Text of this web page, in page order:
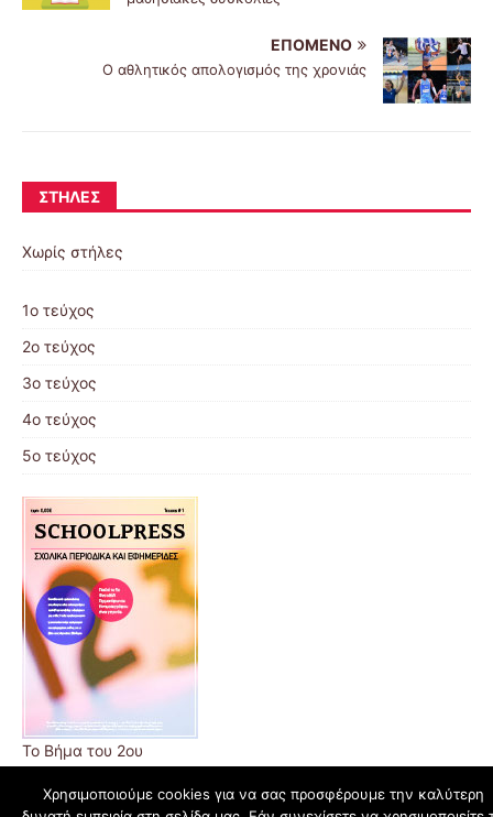
ΕΠΌΜΕΝΟ
Ο αθλητικός απολογισμός της χρονιάς
ΣΤΉΛΕΣ
Χωρίς στήλες
1ο τεύχος
2ο τεύχος
3ο τεύχος
4ο τεύχος
5ο τεύχος
Το Βήμα του 2ου
Χρησιμοποιούμε cookies για να σας προσφέρουμε την καλύτερη